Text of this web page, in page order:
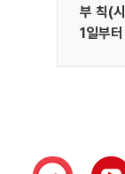
부 칙(
1일부